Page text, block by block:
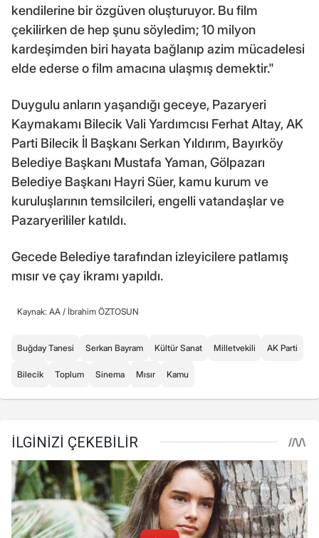
kendilerine bir özgüven oluşturuyor. Bu film
çekilirken de hep şunu söyledim; 10 milyon
kardeşimden biri hayata bağlanıp azim mücadelesi
elde ederse o film amacına ulaşmış demektir."
Duygulu anların yaşandığı geceye, Pazaryeri
Kaymakamı Bilecik Vali Yardımcısı Ferhat Altay, AK
Parti Bilecik İl Başkanı Serkan Yıldırım, Bayırköy
Belediye Başkanı Mustafa Yaman, Gölpazarı
Belediye Başkanı Hayri Süer, kamu kurum ve
kuruluşlarının temsilcileri, engelli vatandaşlar ve
Pazaryerililer katıldı.
Gecede Belediye tarafından izleyicilere patlamış
mısır ve çay ikramı yapıldı.
Kaynak: AA / İbrahim ÖZTOSUN
Buğday Tanesi Serkan Bayram Kültür Sanat Milletvekili AK Parti
Bilecik Toplum Sinema Mısır Kamu